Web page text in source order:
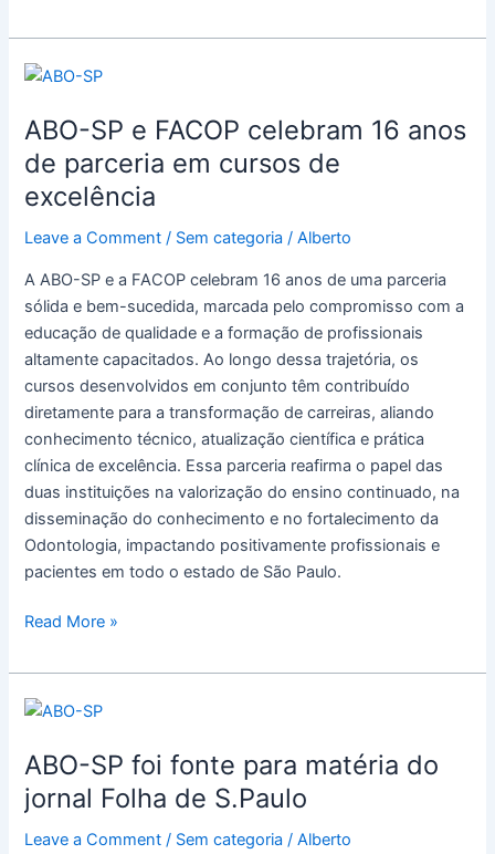
ABO-SP e FACOP celebram 16 anos
de parceria em cursos de
excelência
Leave a Comment / Sem categoria /Alberto
A ABO-SP e a FACOP celebram 16 anos de uma parceria
sólida e bem-sucedida, marcada pelo compromisso com a
educação de qualidade e a formação de profissionais
altamente capacitados. Ao longo dessa trajetória, os
cursos desenvolvidos em conjunto têm contribuído
diretamente para a transformação de carreiras, aliando
conhecimento técnico, atualização científica e prática
clínica de excelência. Essa parceria reafirma o papel das
duas instituições na valorização do ensino continuado, na
disseminação do conhecimento e no fortalecimento da
Odontologia, impactando positivamente profissionais e
pacientes em todo o estado de São Paulo.
ABO-
e
FACOP
celebram
16
anos
parceria
em
cursos
de
excelência
Read More »
ABO-SP foi fonte para matéria do
jornal Folha de S.Paulo
Leave a Comment / Sem categoria /Alberto
ABO-
foi
fonte
para
matéria